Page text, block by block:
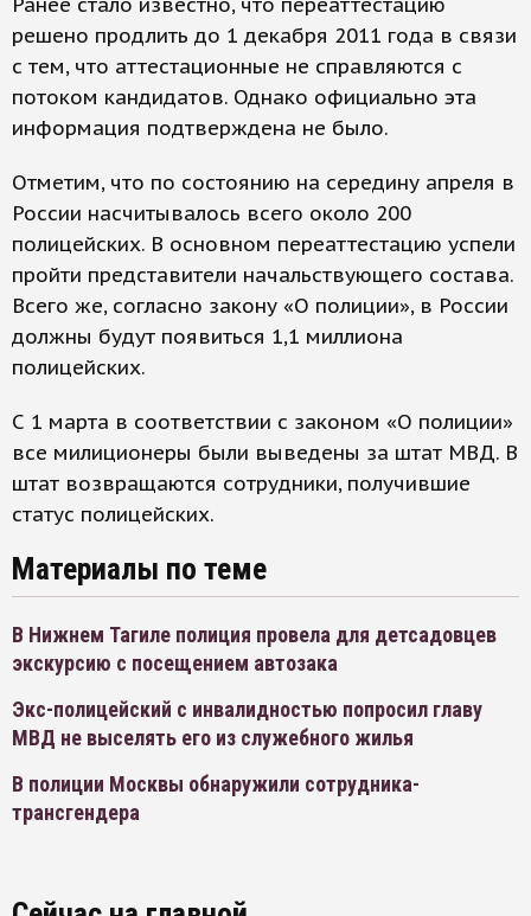
решено продлить до 1 декабря 2011 года в связи
с тем, что аттестационные не справляются с
потоком кандидатов. Однако официально эта
информация подтверждена не было.
Отметим, что по состоянию на середину апреля в
России насчитывалось всего около 200
полицейских. В основном переаттестацию успели
пройти представители начальствующего состава.
Всего же, согласно закону «О полиции», в России
должны будут появиться 1,1 миллиона
полицейских.
С 1 марта в соответствии с законом «О полиции»
все милиционеры были выведены за штат МВД. В
штат возвращаются сотрудники, получившие
статус полицейских.
Материалы по теме
В Нижнем Тагиле полиция провела для детсадовцев
экскурсию с посещением автозака
Экс-полицейский с инвалидностью попросил главу
МВД не выселять его из служебного жилья
В полиции Москвы обнаружили сотрудника-
трансгендера